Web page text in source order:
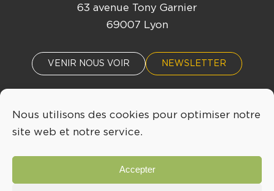
Nous utilisons des cookies pour optimiser notre
site web et notre service.
Accepter
63 avenue Tony Garnier
69007 Lyon
VENIR NOUS VOIR NEWSLETTER
ACTUALITÉS ÉVÈNEMENTS